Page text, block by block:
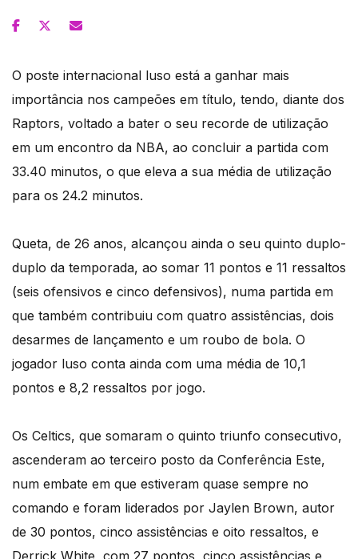
O poste internacional luso está a ganhar mais
importância nos campeões em título, tendo, diante dos
Raptors, voltado a bater o seu recorde de utilização
em um encontro da NBA, ao concluir a partida com
33.40 minutos, o que eleva a sua média de utilização
para os 24.2 minutos.
Queta, de 26 anos, alcançou ainda o seu quinto duplo-
duplo da temporada, ao somar 11 pontos e 11 ressaltos
(seis ofensivos e cinco defensivos), numa partida em
que também contribuiu com quatro assistências, dois
desarmes de lançamento e um roubo de bola. O
jogador luso conta ainda com uma média de 10,1
pontos e 8,2 ressaltos por jogo.
Os Celtics, que somaram o quinto triunfo consecutivo,
ascenderam ao terceiro posto da Conferência Este,
num embate em que estiveram quase sempre no
comando e foram liderados por Jaylen Brown, autor
de 30 pontos, cinco assistências e oito ressaltos, e
Derrick White, com 27 pontos, cinco assistências e